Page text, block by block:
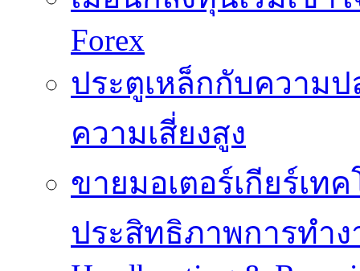
Forex
ประตูเหล็กกับความ
ความเสี่ยงสูง
ขายมอเตอร์เกียร์เท
ประสิทธิภาพการทำ